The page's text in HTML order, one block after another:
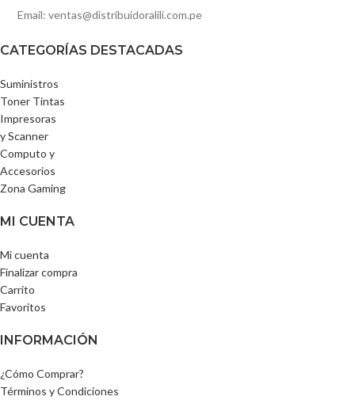
Email: ventas@distribuidoralili.com.pe
CATEGORÍAS DESTACADAS
Suministros
Toner Tintas
Impresoras
y Scanner
Computo y
Accesorios
Zona Gaming
MI CUENTA
Mi cuenta
Finalizar compra
Carrito
Favoritos
INFORMACIÓN
¿Cómo Comprar?
Términos y Condiciones